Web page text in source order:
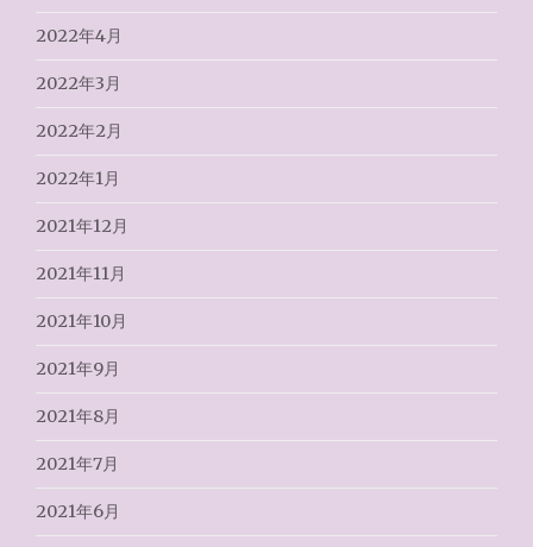
2022年4月
2022年3月
2022年2月
2022年1月
2021年12月
2021年11月
2021年10月
2021年9月
2021年8月
2021年7月
2021年6月